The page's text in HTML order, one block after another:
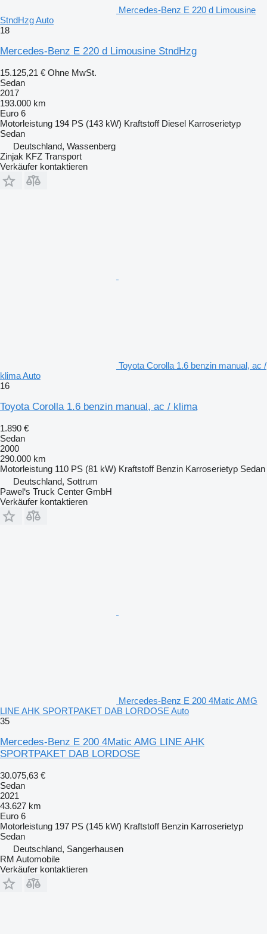
Mercedes-Benz E 220 d Limousine
StndHzg Auto
18
Mercedes-Benz E 220 d Limousine StndHzg
15.125,21 € Ohne MwSt.
Sedan
2017
193.000 km
Euro 6
Motorleistung 194 PS (143 kW) Kraftstoff Diesel Karroserietyp
Sedan
Deutschland, Wassenberg
Zinjak KFZ Transport
Verkäufer kontaktieren
Toyota Corolla 1.6 benzin manual, ac /
klima Auto
16
Toyota Corolla 1.6 benzin manual, ac / klima
1.890 €
Sedan
2000
290.000 km
Motorleistung 110 PS (81 kW) Kraftstoff Benzin Karroserietyp Sedan
Deutschland, Sottrum
Pawel‘s Truck Center GmbH
Verkäufer kontaktieren
Mercedes-Benz E 200 4Matic AMG
LINE AHK SPORTPAKET DAB LORDOSE Auto
35
Mercedes-Benz E 200 4Matic AMG LINE AHK
SPORTPAKET DAB LORDOSE
30.075,63 €
Sedan
2021
43.627 km
Euro 6
Motorleistung 197 PS (145 kW) Kraftstoff Benzin Karroserietyp
Sedan
Deutschland, Sangerhausen
RM Automobile
Verkäufer kontaktieren